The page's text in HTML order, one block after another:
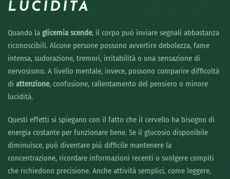
LUCIDITÀ
Quando la glicemia scende, il corpo può inviare segnali abbastanza
riconoscibili. Alcune persone possono avvertire debolezza, fame
intensa, sudorazione, tremori, irritabilità o una sensazione di
nervosismo. A livello mentale, invece, possono comparire difficoltà
di attenzione, confusione, rallentamento del pensiero o minore
lucidità.
Questi effetti si spiegano con il fatto che il cervello ha bisogno di
energia costante per funzionare bene. Se il glucosio disponibile
diminuisce, può diventare più difficile mantenere la
concentrazione, ricordare informazioni recenti o svolgere compiti
che richiedono precisione. Anche attività semplici, come leggere,